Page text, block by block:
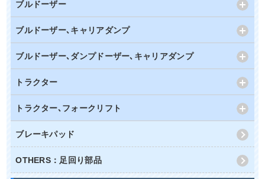
ブルドーザー
ブルドーザー､キャリアダンプ
ブルドーザー､ダンプドーザー､キャリアダンプ
トラクター
トラクター､フォークリフト
ブレーキパッド
OTHERS：足回り部品